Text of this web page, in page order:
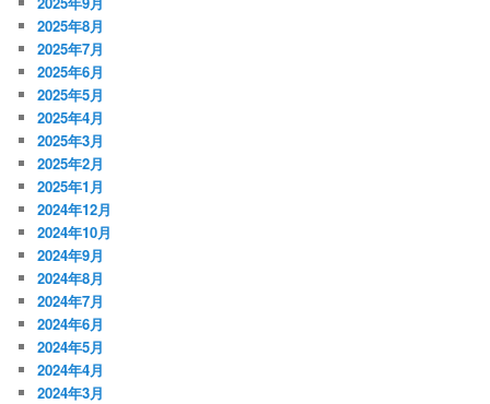
2025年8月
2025年7月
2025年6月
2025年5月
2025年4月
2025年3月
2025年2月
2025年1月
2024年12月
2024年10月
2024年9月
2024年8月
2024年7月
2024年6月
2024年5月
2024年4月
2024年3月